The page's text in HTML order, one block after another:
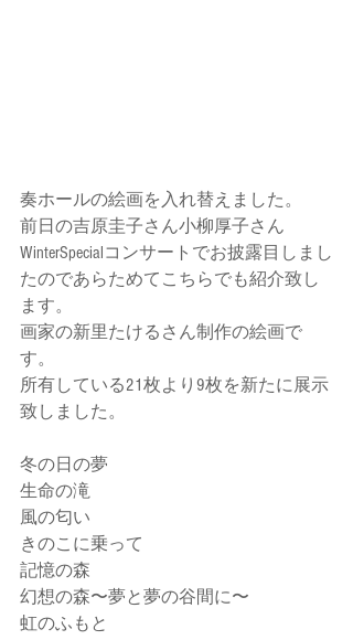
奏ホールの絵画を入れ替えました。
前日の吉原圭子さん小柳厚子さん
WinterSpecialコンサートでお披露目しまし
たのであらためてこちらでも紹介致し
ます。
画家の新里たけるさん制作の絵画で
す。
所有している21枚より9枚を新たに展示
致しました。
冬の日の夢
生命の滝
風の匂い
きのこに乗って
記憶の森
幻想の森〜夢と夢の谷間に〜
虹のふもと